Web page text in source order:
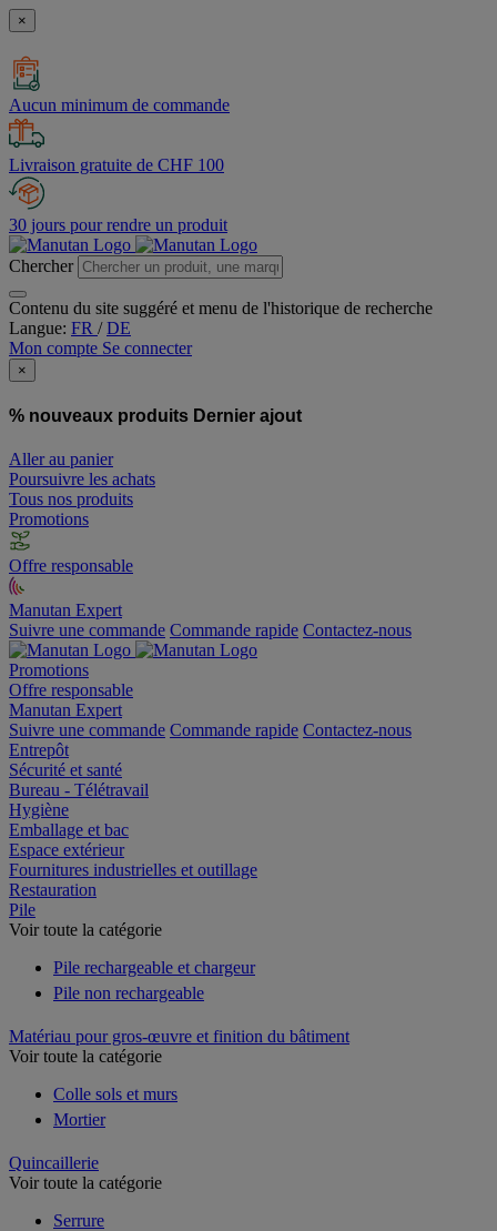
×
Aucun minimum de commande
Livraison gratuite de CHF 100
30 jours pour rendre un produit
Chercher
Contenu du site suggéré et menu de l'historique de recherche
Langue: FR /DE
Mon compte Se connecter
×
% nouveaux produits Dernier ajout
Aller au panier
Poursuivre les achats
Tous nos produits
Promotions
Offre responsable
Manutan Expert
Suivre une commande Commande rapide Contactez-nous
Promotions
Offre responsable
Manutan Expert
Suivre une commande Commande rapide Contactez-nous
Entrepôt
Sécurité et santé
Bureau - Télétravail
Hygiène
Emballage et bac
Espace extérieur
Fournitures industrielles et outillage
Restauration
Pile
Voir toute la catégorie
Pile rechargeable et chargeur
Pile non rechargeable
Matériau pour gros-œuvre et finition du bâtiment
Voir toute la catégorie
Colle sols et murs
Mortier
Quincaillerie
Voir toute la catégorie
Serrure